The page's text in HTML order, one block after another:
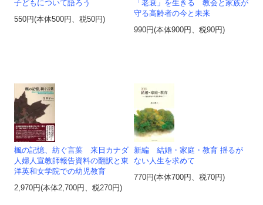
子どもについて語ろう
550円(本体500円、税50円)
「老衰」を生きる 教会と家族が
守る高齢者の今と未来
990円(本体900円、税90円)
楓の記憶、紡ぐ言葉 来日カナダ
人婦人宣教師報告資料の翻訳と東
洋英和女学院での幼児教育
2,970円(本体2,700円、税270円)
新編 結婚・家庭・教育 揺るが
ない人生を求めて
770円(本体700円、税70円)